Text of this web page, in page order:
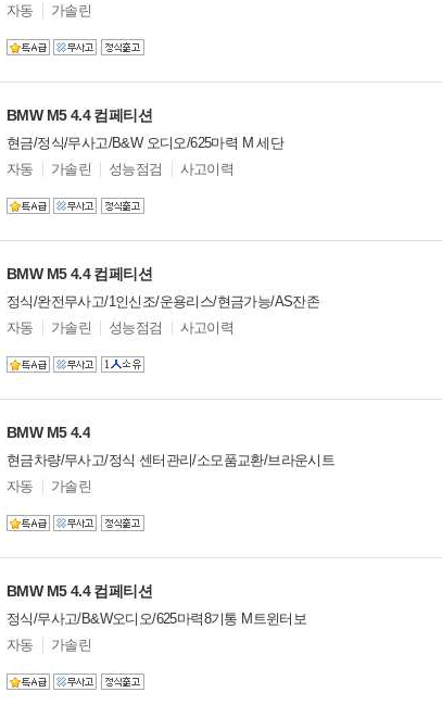
0
0
0
0
3
33
0
0
0
1
0
0
0
0
0
1
0
18
모
옵
션
자동 가솔린
BMW M5 4.4 컴페티션
현금/정식/무사고/B&W 오디오/625마력 M 세단
모
옵
션
자동 가솔린 성능점검 사고이력
BMW M5 4.4 컴페티션
정식/완전무사고/1인신조/운용리스/현금가능/AS잔존
모
옵
션
자동 가솔린 성능점검 사고이력
BMW M5 4.4
현금차량/무사고/정식 센터관리/소모품교환/브라운시트
모
옵
션
자동 가솔린
BMW M5 4.4 컴페티션
정식/무사고/B&W오디오/625마력8기통 M트윈터보
모
옵
션
자동 가솔린